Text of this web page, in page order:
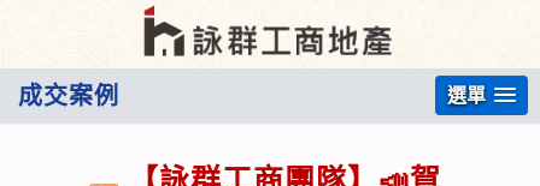
成交案例 選單